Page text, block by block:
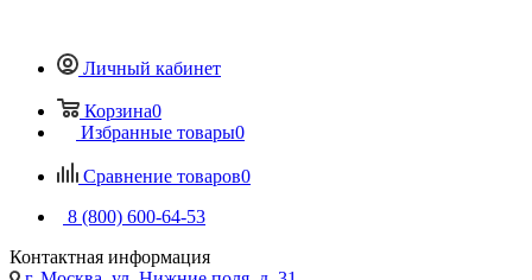
Личный кабинет
Корзина0
Избранные товары0
Сравнение товаров0
8 (800) 600-64-53
Контактная информация